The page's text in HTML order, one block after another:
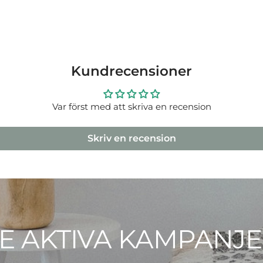
Kundrecensioner
Var först med att skriva en recension
Skriv en recension
AKTIVA